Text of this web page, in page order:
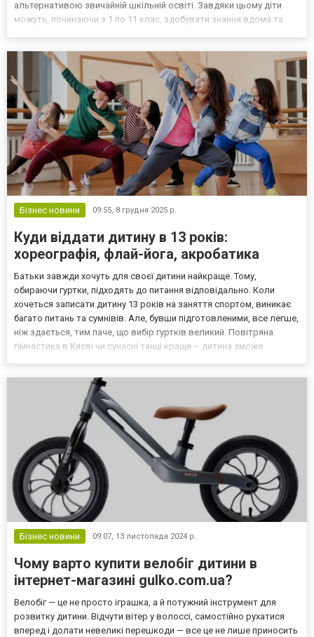
альтернативою звичайній шкільній освіті. Завдяки цьому діти
можуть, починаючи з 1 по 11 клас, здобувати знання вдома та
Бізнес новини 09:55, 8 грудня 2025 р.
Куди віддати дитину в 13 років:
хореографія, флай-йога, акробатика
Батьки завжди хочуть для своєї дитини найкраще. Тому,
обираючи гуртки, підходять до питання відповідально. Коли
хочеться записати дитину 13 років на заняття спортом, виникає
багато питань та сумнівів. Але, бувши підготовленими, все легше,
ніж здається, тим паче, що вибір гуртків великий. Повітряна
гімнастика в Києві чи сучасні танці краще – дитина зможе
Бізнес новини 09:07, 13 листопада 2024 р.
Чому варто купити велобіг дитини в
інтернет-магазині gulko.com.ua?
Велобіг — це не просто іграшка, а й потужний інструмент для
розвитку дитини. Відчути вітер у волоссі, самостійно рухатися
вперед і долати невеликі перешкоди — все це не лише приносить